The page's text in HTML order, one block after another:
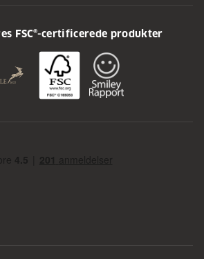
FSC®-certificerede produkter